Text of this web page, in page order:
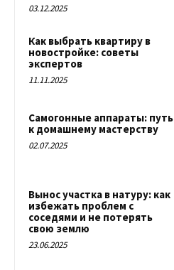
03.12.2025
Как выбрать квартиру в
новостройке: советы
экспертов
11.11.2025
Самогонные аппараты: путь
к домашнему мастерству
02.07.2025
Вынос участка в натуру: как
избежать проблем с
соседями и не потерять
свою землю
23.06.2025